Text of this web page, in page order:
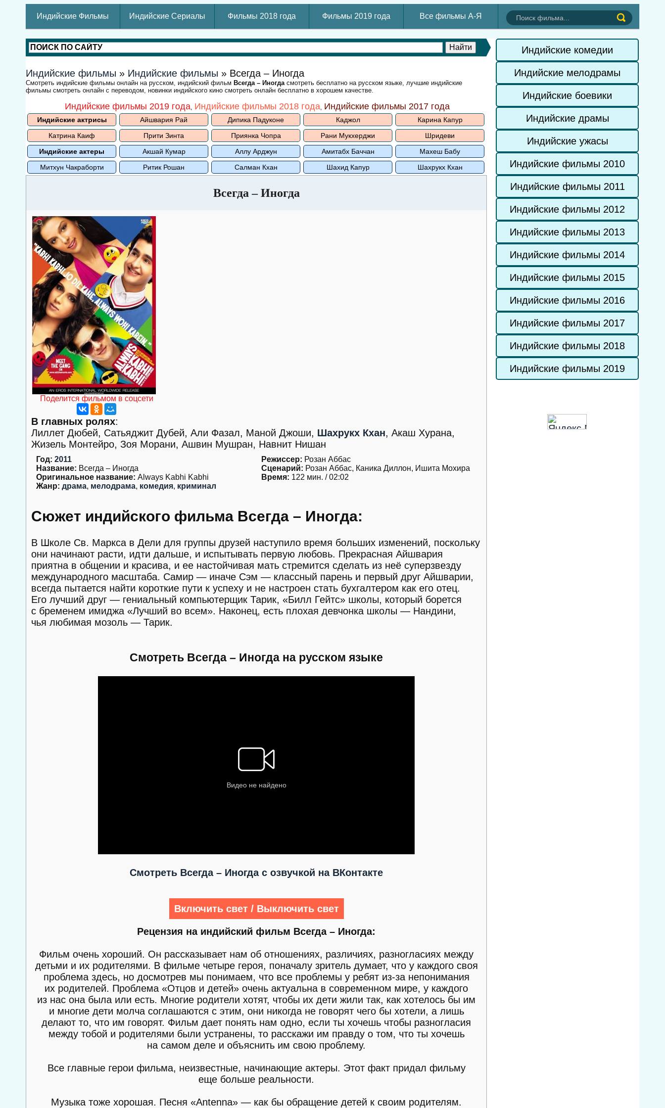
Индийские Фильмы Индийские Сериалы Фильмы 2018 года Фильмы 2019 года Все фильмы А-Я
Индийские фильмы » Индийские фильмы » Всегда – Иногда
Смотреть индийские фильмы онлайн на русском, индийский фильм Всегда – Иногдасмотреть бесплатно на русском языке, лучшие индийские
фильмы смотреть онлайн с переводом, новинки индийского кино смотреть онлайн бесплатно в хорошем качестве.
Индийские фильмы 2019 года, Индийские фильмы 2018 года, Индийские фильмы 2017 года
Индийские актрисы Айшвария Рай Дипика Падуконе Каджол
Карина Капур
Катрина Каиф
Прити Зинта Приянка Чопра Рани Мукхерджи
Шридеви
Индийские актеры
Акшай Кумар Аллу Арджун Амитабх Баччан
Махеш Бабу
Митхун Чакраборти
Ритик Рошан Салман Кхан Шахид Капур Шахрукх Кхан
Всегда – Иногда
Поделится фильмом в соцсети
В главных ролях:
Лиллет Дюбей, Сатьяджит Дубей, Али Фазал, Маной Джоши, Шахрукх Кхан, Акаш Хурана,
Жизель Монтейро, Зоя Морани, Ашвин Мушран, Навнит Нишан
Год: 2011
Название: Всегда – Иногда
Оригинальное название: Always Kabhi Kabhi
Жанр: драма, мелодрама, комедия, криминал
Режиссер: Розан Аббас
Сценарий: Розан Аббас, Каника Диллон, Ишита Мохира
Время: 122 мин. / 02:02
Сюжет индийского фильма Всегда – Иногда:
В Школе Св. Маркса в Дели для группы друзей наступило время больших изменений, поскольку
они начинают расти, идти дальше, и испытывать первую любовь. Прекрасная Айшвария
приятна в общении и красива, и ее настойчивая мать стремится сделать из неё суперзвезду
международного масштаба. Самир — иначе Сэм — классный парень и первый друг Айшварии,
всегда пытается найти короткие пути к успеху и не настроен стать бухгалтером как его отец.
Его лучший друг — гениальный компьютерщик Тарик, «Билл Гейтс» школы, который борется
с бременем имиджа «Лучший во всем». Наконец, есть плохая девчонка школы — Нандини,
чья любимая мозоль — Тарик.
Смотреть Всегда – Иногда на русском языке
Смотреть Всегда – Иногда с озвучкой на ВКонтакте
Включить свет / Выключить свет
Рецензия на индийский фильм Всегда – Иногда:
Фильм очень хороший. Он рассказывает нам об отношениях, различиях, разногласиях между
детьми и их родителями. В фильме четыре героя, поначалу зритель думает, что у каждого своя
проблема здесь, но досмотрев мы понимаем, что все проблемы у ребят из-за непонимания
их родителей. Проблема «Отцов и детей» очень актуальна в современном мире, у каждого
из нас она была или есть. Многие родители хотят, чтобы их дети жили так, как хотелось бы им
и многие дети молча соглашаются с этим, они никогда не говорят чего бы хотели, а лишь
делают то, что им говорят. Фильм дает понять нам одно, если ты хочешь чтобы разногласия
между тобой и родителями были устранены, то расскажи им правду о том, что ты хочешь
на самом деле и объяснить им свою проблему.
Все главные герои фильма, неизвестные, начинающие актеры. Этот факт придал фильму
еще больше реальности.
Музыка тоже хорошая. Песня «Antenna» — как бы обращение детей к своим родителям.
Индийские комедии
Индийские мелодрамы
Индийские боевики
Индийские драмы
Индийские ужасы
Индийские фильмы 2010
Индийские фильмы 2011
Индийские фильмы 2012
Индийские фильмы 2013
Индийские фильмы 2014
Индийские фильмы 2015
Индийские фильмы 2016
Индийские фильмы 2017
Индийские фильмы 2018
Индийские фильмы 2019